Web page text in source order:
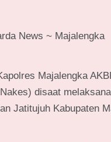
News ~ Majalengka
Majalengka
disaat
Jatitujuh Kabupaten